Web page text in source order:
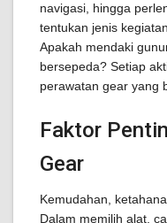
navigasi, hingga
tentukan jenis
Apakah mendaki
bersepeda? Setiap
perawatan gear yang
Faktor
Gear
Kemudahan,
Dalam memilih alat,